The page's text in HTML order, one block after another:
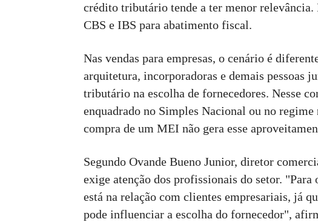
crédito tributário tende a ter menor
CBS e IBS para abatimento fiscal.
Nas vendas para empresas, o cenário é
arquitetura, incorporadoras e demais pessoas
tributário na escolha de fornecedores. Nesse
enquadrado no Simples Nacional ou no
compra de um MEI não gera esse
Segundo Ovande Bueno Junior, diretor
exige atenção dos profissionais do setor.
está na relação com clientes empresariais, já
pode influenciar a escolha do fornecedor",